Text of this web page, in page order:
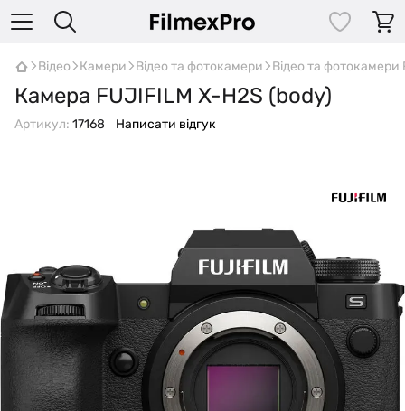
Відео Камери Відео та фотокамери Відео та фотокамери
Камера FUJIFILM X-H2S (body)
Артикул: 17168 Написати відгук